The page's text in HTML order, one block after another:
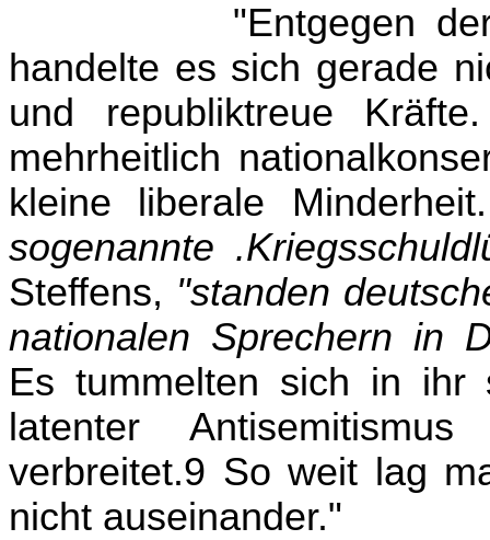
"Entgegen
handelte es sich gerade
und republiktreue
mehrheitlich
kleine liberale
sogenannte
Steffens, "standen
nationalen Sprechern in
Es tummelten sich in ihr
latenter
verbreitet.9 So weit lag
nicht auseinander."